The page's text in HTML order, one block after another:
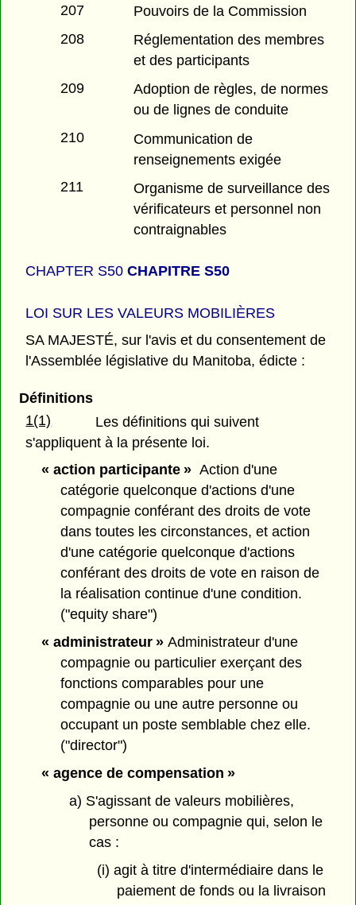
207
Pouvoirs de la Commission
208
Réglementation des membres
et des participants
209
Adoption de règles, de normes
ou de lignes de conduite
210
Communication de
renseignements exigée
211
Organisme de surveillance des
vérificateurs et personnel non
contraignables
CHAPTER S50CHAPITRE S50
LOI SUR LES VALEURS MOBILIÈRES
SA MAJESTÉ, sur l'avis et du consentement de
l'Assemblée législative du Manitoba, édicte :
Définitions
1(1)
Les définitions qui suivent
s'appliquent à la présente loi.
« action participante »Action d'une
catégorie quelconque d'actions d'une
compagnie conférant des droits de vote
dans toutes les circonstances, et action
d'une catégorie quelconque d'actions
conférant des droits de vote en raison de
la réalisation continue d'une condition.
("equity share")
« administrateur »Administrateur d'une
compagnie ou particulier exerçant des
fonctions comparables pour une
compagnie ou une autre personne ou
occupant un poste semblable chez elle.
("director")
« agence de compensation »
a) S'agissant de valeurs mobilières,
personne ou compagnie qui, selon le
cas :
(i) agit à titre d'intermédiaire dans le
paiement de fonds ou la livraison